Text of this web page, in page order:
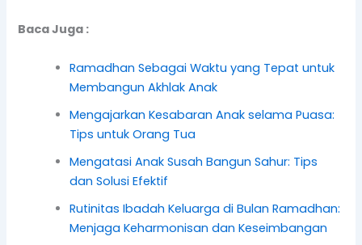
Baca Juga :
Ramadhan Sebagai Waktu yang Tepat untuk
Membangun Akhlak Anak
Mengajarkan Kesabaran Anak selama Puasa:
Tips untuk Orang Tua
Mengatasi Anak Susah Bangun Sahur: Tips
dan Solusi Efektif
Rutinitas Ibadah Keluarga di Bulan Ramadhan:
Menjaga Keharmonisan dan Keseimbangan